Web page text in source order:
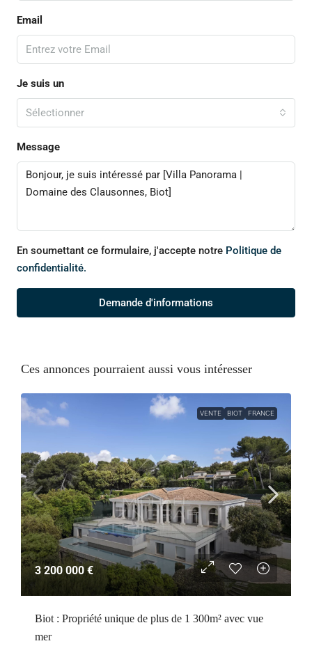
Email
Je suis un
Sélectionner
Message
En soumettant ce formulaire, j'accepte notre Politique de
confidentialité.
Demande d'informations
Ces annonces pourraient aussi vous intéresser
VENTE BIOT FRANCE
3 200 000 €
Biot : Propriété unique de plus de 1 300m² avec vue
mer